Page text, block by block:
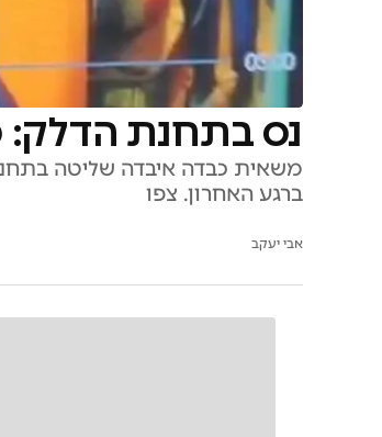
נס בתחנת
משאית כבדה איבדה שליטה
ברגע האחרון. צפו
אבי יעקב